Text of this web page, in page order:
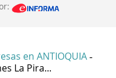
en ANTIOQUIA -
La Pira...